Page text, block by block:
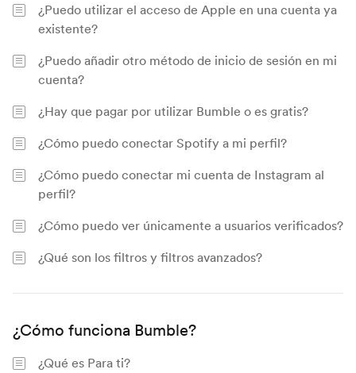
¿Puedo utilizar el acceso de Apple en una cuenta ya
existente?
¿Puedo añadir otro método de inicio de sesión en mi
cuenta?
¿Hay que pagar por utilizar Bumble o es gratis?
¿Cómo puedo conectar Spotify a mi perfil?
¿Cómo puedo conectar mi cuenta de Instagram al
perfil?
¿Cómo puedo ver únicamente a usuarios verificados?
¿Qué son los filtros y filtros avanzados?
¿Cómo funciona Bumble?
¿Qué es Para ti?